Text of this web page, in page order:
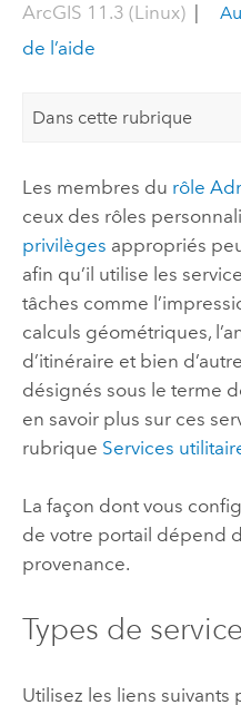
ArcGIS 11.3 (Linux)|
de l’aide
Dans cette rubrique
Les membres du rôle
ceux des rôles
privilèges appropriés
afin qu’il utilise les
tâches comme
calculs géométriques,
d’itinéraire et bien
désignés sous le terme
en savoir plus sur ces
rubrique Services
La façon dont vous
de votre portail dépend
provenance.
Types de
Utilisez les liens